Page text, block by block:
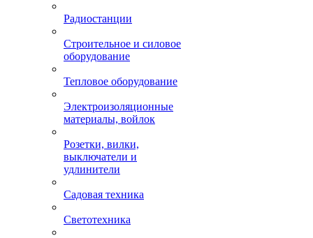
Радиостанции
Строительное и силовое
оборудование
Тепловое оборудование
Электроизоляционные
материалы, войлок
Розетки, вилки,
выключатели и
удлинители
Садовая техника
Светотехника